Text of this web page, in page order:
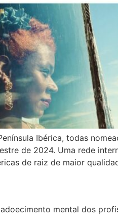
Ibérica, todas
de 2024. Uma rede
de raiz de maior
mental dos